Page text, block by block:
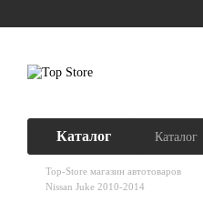
Каталог Каталог
Top-Store магазин автотоваров
Nissan Juke 2010-2014